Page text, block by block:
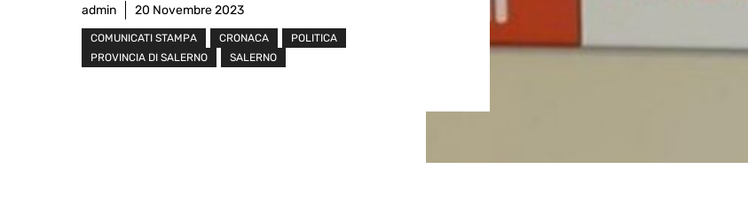
admin 20 Novembre 2023
COMUNICATI STAMPA CRONACA
POLITICA
PROVINCIA DI SALERNO
SALERNO